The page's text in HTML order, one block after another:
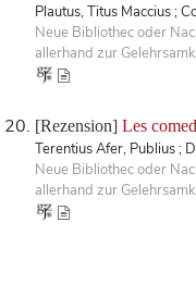
Plautus, Titus Maccius ;
Neue Bibliothec oder
allerhand zur
[Rezension] Les
Terentius Afer, Publius ;
Neue Bibliothec oder
allerhand zur